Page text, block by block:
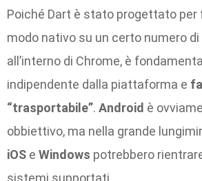
Poiché Dart è stato progettato per
modo nativo su un certo numero
all’interno di Chrome, è
indipendente dalla piattaforma e
“trasportabile”. Android è
obbiettivo, ma nella grande
iOS e Windows potrebbero
sistemi supportati.